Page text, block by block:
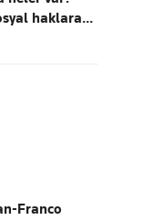
haklara...
Franco